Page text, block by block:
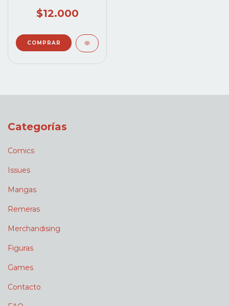
$12.000
Categorías
Comics
Issues
Mangas
Remeras
Merchandising
Figuras
Games
Contacto